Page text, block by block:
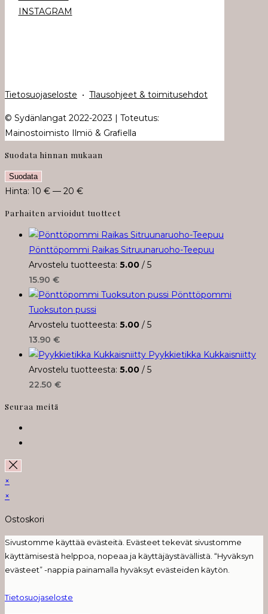
INSTAGRAM
Tietosuojaseloste • Tlausohjeet & toimitusehdot
© Sydänlangat 2022-2023 | Toteutus:
Mainostoimisto Ilmiö & Grafiella
Suodata hinnan mukaan
Minimihinta
Maksimihinta
Suodata
Hinta: 10 € — 20 €
Parhaiten arvioidut tuotteet
Pönttöpommi Raikas Sitruunaruoho-Teepuu
Arvostelu tuotteesta: 5.00 / 5
15.90 €
Pönttöpommi
Tuoksuton pussi
Arvostelu tuotteesta: 5.00 / 5
13.90 €
Pyykkietikka Kukkaisniitty
Arvostelu tuotteesta: 5.00 / 5
22.50 €
Seuraa meitä
×
×
Ostoskori
Sivustomme käyttää evästeitä. Evästeet tekevät sivustomme
käyttämisestä helppoa, nopeaa ja käyttäjäystävällistä. “Hyväksyn
evästeet” -nappia painamalla hyväksyt evästeiden käytön.
Tietosuojaseloste